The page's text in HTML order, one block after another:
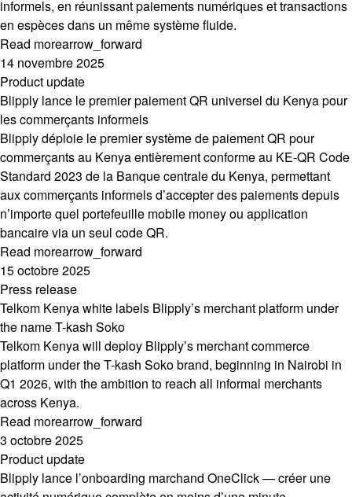
informels, en réunissant paiements numériques et transactions
en espèces dans un même système fluide.
Read morearrow_forward
14 novembre 2025
Product update
Blipply lance le premier paiement QR universel du Kenya pour
les commerçants informels
Blipply déploie le premier système de paiement QR pour
commerçants au Kenya entièrement conforme au KE-QR Code
Standard 2023 de la Banque centrale du Kenya, permettant
aux commerçants informels d’accepter des paiements depuis
n’importe quel portefeuille mobile money ou application
bancaire via un seul code QR.
Read morearrow_forward
15 octobre 2025
Press release
Telkom Kenya white labels Blipply’s merchant platform under
the name T-kash Soko
Telkom Kenya will deploy Blipply’s merchant commerce
platform under the T-kash Soko brand, beginning in Nairobi in
Q1 2026, with the ambition to reach all informal merchants
across Kenya.
Read morearrow_forward
3 octobre 2025
Product update
Blipply lance l’onboarding marchand OneClick — créer une